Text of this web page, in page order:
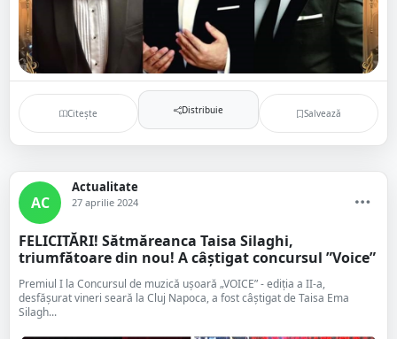
Citește Distribuie Salvează
AC
Actualitate
27 aprilie 2024
FELICITĂRI! Sătmăreanca Taisa Silaghi,
triumfătoare din nou! A câștigat concursul ”Voice”
Premiul I la Concursul de muzică ușoară „VOICE” - ediția a II-a,
desfășurat vineri seară la Cluj Napoca, a fost câștigat de Taisa Ema
Silagh...